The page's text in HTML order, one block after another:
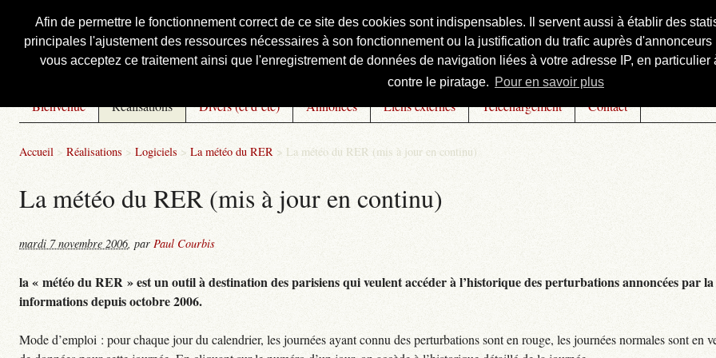
Afin de permettre le fonctionnement correct de ce site des cookies sont indispensables. Il servent aussi à établir des
principales l'ajustement des ressources nécessaires à son fonctionnement ou la justification du trafic auprès
vous acceptez ce traitement ainsi que l'enregistrement de données de navigation liées à votre adresse IP, en
contre le piratage. Pour en savoir plus
Courbis, « LE » Blog Officiel
Bienvenue Réalisations Divers (et d’été) Annonces Liens externes Téléchargement Contact
Accueil > Réalisations > Logiciels > La météo du RER > La météo du RER (mis à jour en continu)
La météo du RER (mis à jour en continu)
mardi 7 novembre 2006, par Paul Courbis
la « météo du RER » est un outil à destination des parisiens qui veulent accéder à l’historique des perturbations annoncées par
informations depuis octobre 2006.
Mode d’emploi : pour chaque jour du calendrier, les journées ayant connu des perturbations sont en rouge, les journées normales sont en